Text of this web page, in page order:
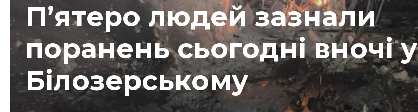
П’ятеро людей зазнали
поранень сьогодні вночі у
Білозерському